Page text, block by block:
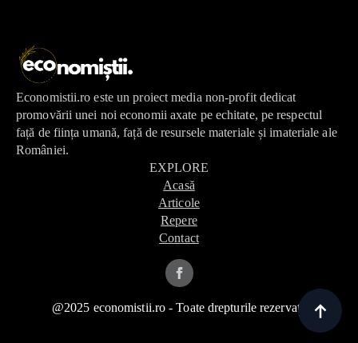
Economistii.ro este un proiect media non-profit dedicat
promovării unei noi economii axate pe echitate, pe respectul
față de ființa umană, față de resursele materiale și imateriale ale
României.
EXPLORE
Acasă
Articole
Repere
Contact
@2025 economistii.ro - Toate drepturile rezervate